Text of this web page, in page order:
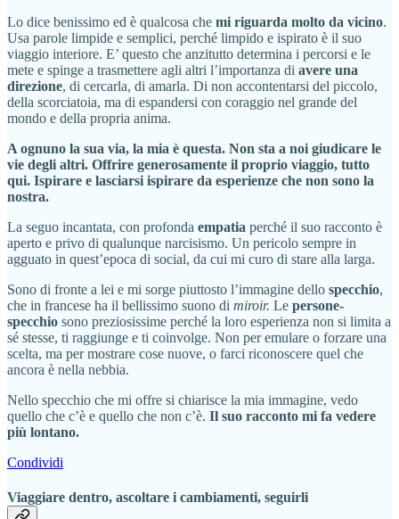
Lo dice benissimo ed è qualcosa che mi riguarda molto da vicino.
Usa parole limpide e semplici, perché limpido e ispirato è il suo
viaggio interiore. E’ questo che anzitutto determina i percorsi e le
mete e spinge a trasmettere agli altri l’importanza di avere una
direzione, di cercarla, di amarla. Di non accontentarsi del piccolo,
della scorciatoia, ma di espandersi con coraggio nel grande del
mondo e della propria anima.
A ognuno la sua via, la mia è questa. Non sta a noi giudicare le
vie degli altri. Offrire generosamente il proprio viaggio, tutto
qui. Ispirare e lasciarsi ispirare da esperienze che non sono la
nostra.
La seguo incantata, con profonda empatia perché il suo racconto è
aperto e privo di qualunque narcisismo. Un pericolo sempre in
agguato in quest’epoca di social, da cui mi curo di stare alla larga.
Sono di fronte a lei e mi sorge piuttosto l’immagine dello specchio,
che in francese ha il bellissimo suono di miroir. Le persone-
specchio sono preziosissime perché la loro esperienza non si limita a
sé stesse, ti raggiunge e ti coinvolge. Non per emulare o forzare una
scelta, ma per mostrare cose nuove, o farci riconoscere quel che
ancora è nella nebbia.
Nello specchio che mi offre si chiarisce la mia immagine, vedo
quello che c’è e quello che non c’è. Il suo racconto mi fa vedere
più lontano.
Condividi
Viaggiare dentro, ascoltare i cambiamenti, seguirli